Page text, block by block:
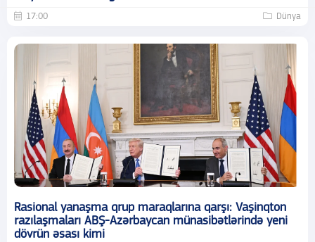
17:00 Dünya
Rasional yanaşma qrup maraqlarına qarşı: Vaşinqton
razılaşmaları ABŞ-Azərbaycan münasibətlərində yeni
dövrün əsası kimi